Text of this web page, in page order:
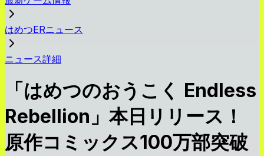
はめつERニュース
ニュース詳細
「はめつのおうこく Endless
Rebellion」本日リリース！
原作コミックス100万部突破